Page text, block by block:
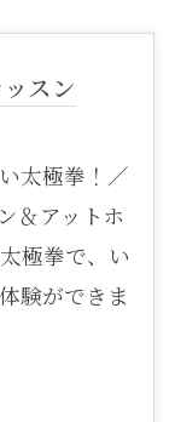
スン
太極拳！／
＆アットホ
極拳で、い
験ができま